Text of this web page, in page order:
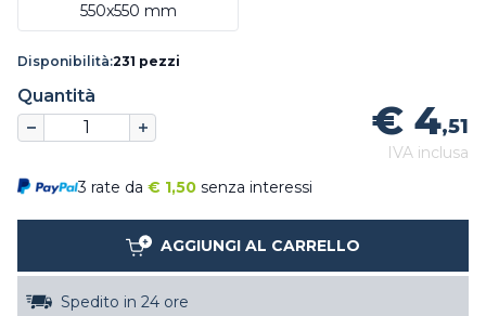
550x550 mm
Disponibilità:231 pezzi
Quantità
€ 4,51
IVA inclusa
3 rate da € 1,50 senza interessi
AGGIUNGI AL CARRELLO
Spedito in 24 ore